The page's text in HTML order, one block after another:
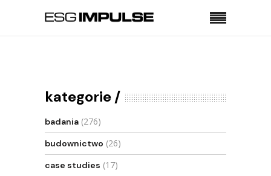
kategorie
badania (276)
budownictwo (26)
case studies (17)